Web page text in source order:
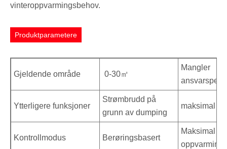
vinteroppvarmingsbehov.
Produktparametere
Gjeldende område 0-30㎡
Mangler
Ytterligere funksjoner
Strømbrudd på
grunn av dumping
maksimal
Kontrollmodus Berøringsbasert
Maksimal